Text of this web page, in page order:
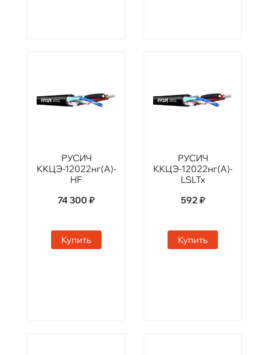
РУСИЧ
ККЦЭ-12022нг(А)-
HF
74 300 ₽
Купить
РУСИЧ
ККЦЭ-12022нг(А)-
LSLTx
592 ₽
Купить